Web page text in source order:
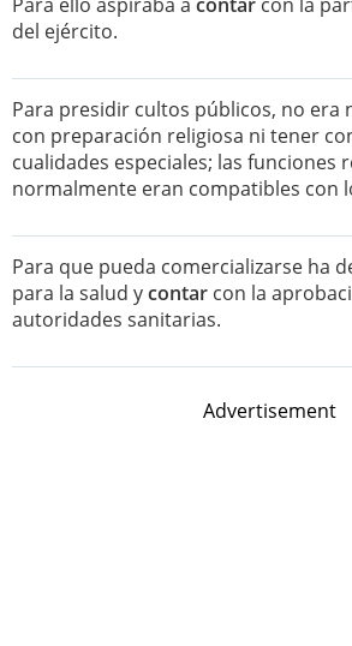
del ejército.
Para presidir cultos públicos, no era
con preparación religiosa ni tener
cualidades especiales; las funciones
normalmente eran compatibles con
Para que pueda comercializarse ha
para la salud ycontar con la
autoridades sanitarias.
Advertisement